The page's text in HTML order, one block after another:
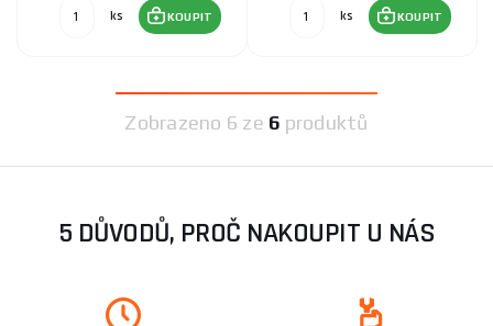
ks KOUPIT ks KOUPIT
Zobrazeno 6 ze 6 produktů
5 DŮVODŮ, PROČ NAKOUPIT U NÁS